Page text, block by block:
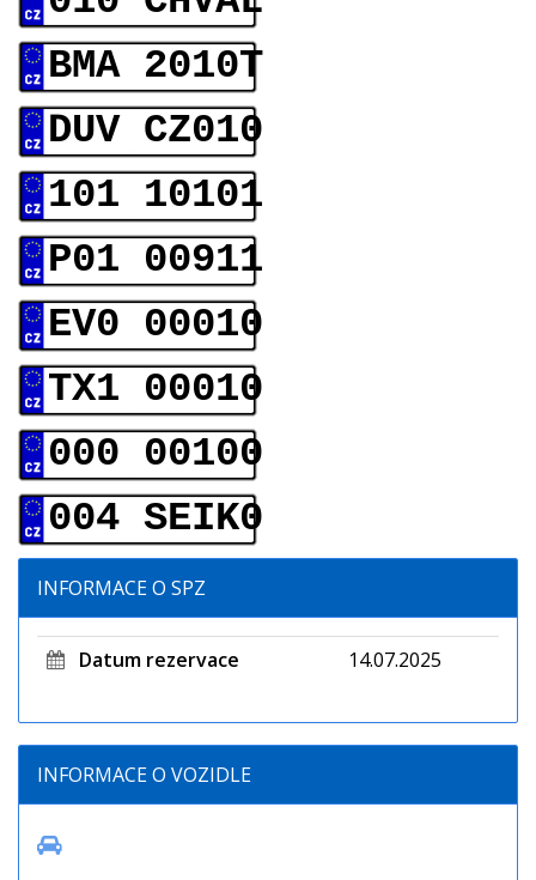
BMA 2010T
DUV CZ010
101 10101
P01 00911
EV0 00010
TX1 00010
000 00100
004 SEIK0
INFORMACE O SPZ
Datum rezervace 14.07.2025
INFORMACE O VOZIDLE